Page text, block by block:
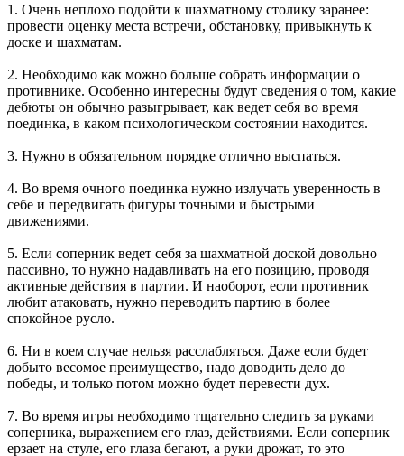
1. Очень неплохо подойти к шахматному столику заранее:
провести оценку места встречи, обстановку, привыкнуть к
доске и шахматам.
2. Необходимо как можно больше собрать информации о
противнике. Особенно интересны будут сведения о том, какие
дебюты он обычно разыгрывает, как ведет себя во время
поединка, в каком психологическом состоянии находится.
3. Нужно в обязательном порядке отлично выспаться.
4. Во время очного поединка нужно излучать уверенность в
себе и передвигать фигуры точными и быстрыми
движениями.
5. Если соперник ведет себя за шахматной доской довольно
пассивно, то нужно надавливать на его позицию, проводя
активные действия в партии. И наоборот, если противник
любит атаковать, нужно переводить партию в более
спокойное русло.
6. Ни в коем случае нельзя расслабляться. Даже если будет
добыто весомое преимущество, надо доводить дело до
победы, и только потом можно будет перевести дух.
7. Во время игры необходимо тщательно следить за руками
соперника, выражением его глаз, действиями. Если соперник
ерзает на стуле, его глаза бегают, а руки дрожат, то это